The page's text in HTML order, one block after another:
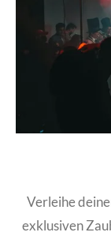
Verleihe
exklusiven